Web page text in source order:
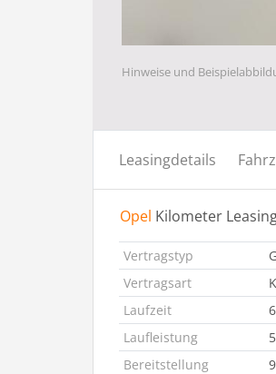
Hinweise und
Leasingdetails
Opel Kilometer
Vertragstyp
Vertragsart
Laufzeit
Laufleistung
Bereitstellung